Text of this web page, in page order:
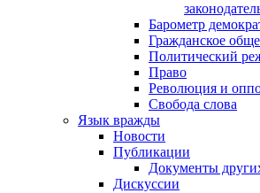
Барометр
Гражданское
Политический
Право
Революция и
Свобода слова
Язык вражды
Новости
Публикации
Документы
Дискуссии